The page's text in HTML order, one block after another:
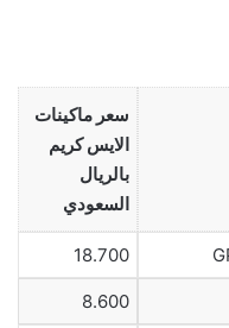
سعر ماكينات
الايس كريم
بالريال
السعودي
18.700
8.600